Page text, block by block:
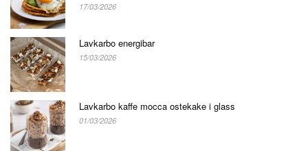
17/03/2026
Lavkarbo energibar
15/03/2026
Lavkarbo kaffe mocca ostekake i glass
01/03/2026